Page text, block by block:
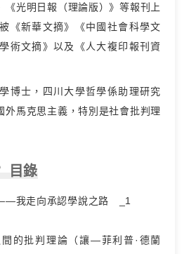
《光明日報（理論版）》等報刊上
《新華文摘》《中國社會科學文
術文摘》以及《人大複印報刊資
博士，四川大學哲學係助理研究
外馬克思主義，特別是社會批判理
目錄
我走向承認學說之路 _1
的批判理論（讓—菲利普·德蘭